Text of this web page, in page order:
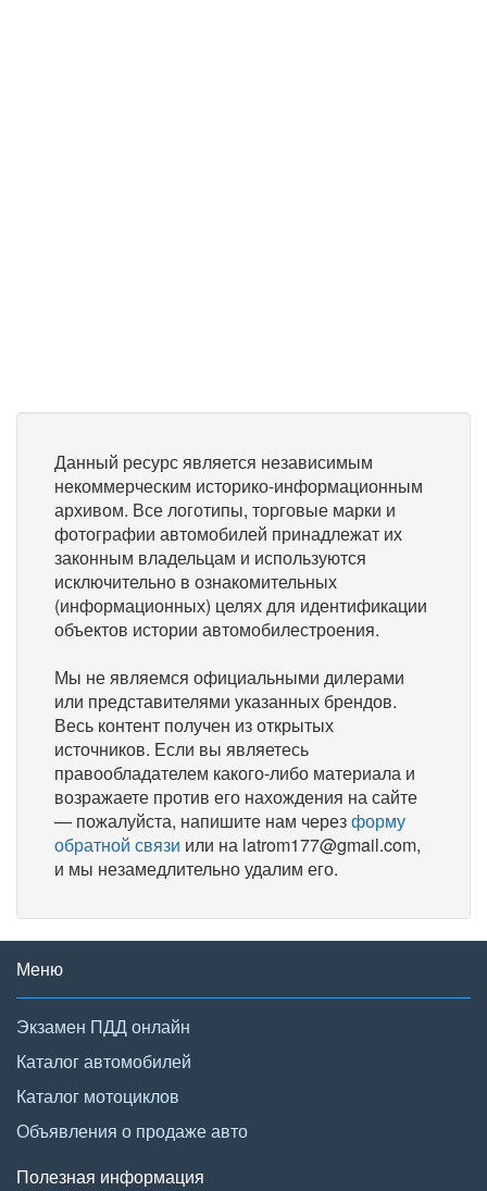
Данный ресурс является независимым
некоммерческим историко-информационным
архивом. Все логотипы, торговые марки и
фотографии автомобилей принадлежат их
законным владельцам и используются
исключительно в ознакомительных
(информационных) целях для идентификации
объектов истории автомобилестроения.
Мы не являемся официальными дилерами
или представителями указанных брендов.
Весь контент получен из открытых
источников. Если вы являетесь
правообладателем какого-либо материала и
возражаете против его нахождения на сайте
— пожалуйста, напишите нам черезформу
обратной связи или на latrom177@gmail.com,
и мы незамедлительно удалим его.
Меню
Экзамен ПДД онлайн
Каталог автомобилей
Каталог мотоциклов
Объявления о продаже авто
Полезная информация